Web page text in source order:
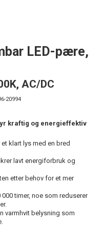
LED-pære,
AC/DC
20994
kraftig og energieffektiv
klart lys med en bred
lavt energiforbruk og
etter behov for et mer
timer, noe som reduserer
varmhvit belysning som